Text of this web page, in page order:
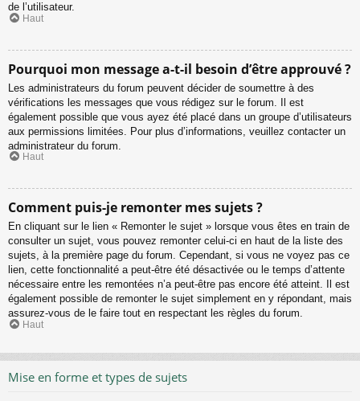
de l’utilisateur.
Haut
Pourquoi mon message a-t-il besoin d’être approuvé ?
Les administrateurs du forum peuvent décider de soumettre à des
vérifications les messages que vous rédigez sur le forum. Il est
également possible que vous ayez été placé dans un groupe d’utilisateurs
aux permissions limitées. Pour plus d’informations, veuillez contacter un
administrateur du forum.
Haut
Comment puis-je remonter mes sujets ?
En cliquant sur le lien « Remonter le sujet » lorsque vous êtes en train de
consulter un sujet, vous pouvez remonter celui-ci en haut de la liste des
sujets, à la première page du forum. Cependant, si vous ne voyez pas ce
lien, cette fonctionnalité a peut-être été désactivée ou le temps d’attente
nécessaire entre les remontées n’a peut-être pas encore été atteint. Il est
également possible de remonter le sujet simplement en y répondant, mais
assurez-vous de le faire tout en respectant les règles du forum.
Haut
Mise en forme et types de sujets